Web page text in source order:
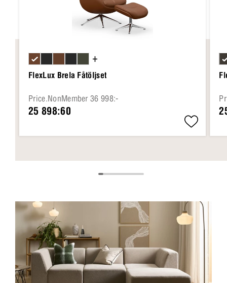
FlexLux Brela Fåtöljset
Price.NonMember 36 998:-
25 898:60
+